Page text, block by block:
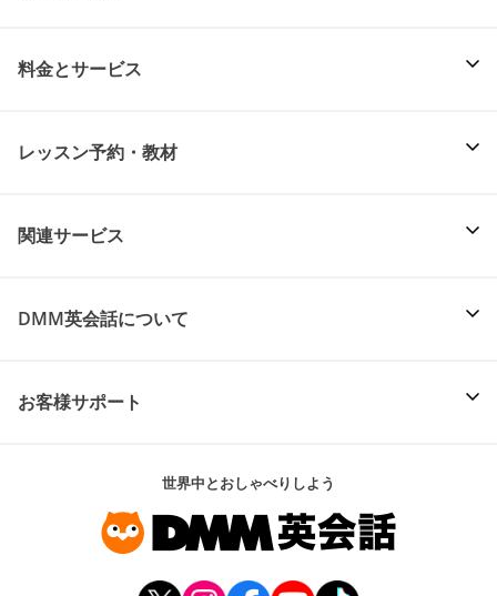
料金とサービス
レッスン予約・教材
関連サービス
DMM英会話について
お客様サポート
世界中とおしゃべりしよう